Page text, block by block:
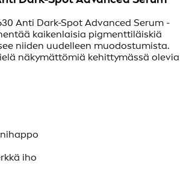
Anti Dark-Spot Advanced Serum -
kaikenlaisia pigmenttiläiskiä
niiden uudelleen muodostumista.
näkymättömiä kehittymässä olevia
iho